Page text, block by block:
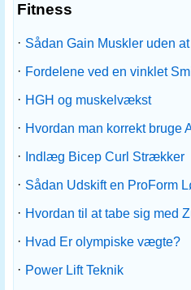
Fitness
· Sådan Gain Muskler uden
· Fordelene ved en vinklet
· HGH og muskelvækst
· Hvordan man korrekt bruge
·
Indlæg Bicep Curl Strækker
· Sådan Udskift en ProForm
· Hvordan til at tabe sig med
· Hvad Er olympiske vægte?
· Power Lift Teknik